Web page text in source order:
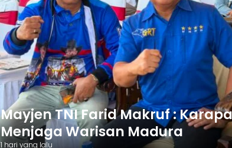
Mayjen TNI Farid Makruf :
Menjaga Warisan Madura
1 hari yang lalu